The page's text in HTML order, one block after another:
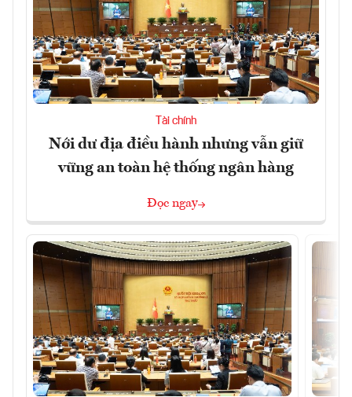
Tài chính
Nới dư địa điều hành nhưng vẫn giữ
vững an toàn hệ thống ngân hàng
Đọc ngay